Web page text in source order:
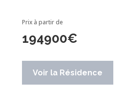
Prix à partir de
194900€
Voir la Résidence